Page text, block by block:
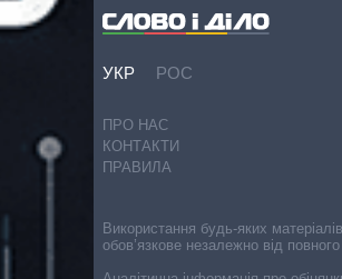
УКР РОС
ПРО НАС
КОНТАКТИ
ПРАВИЛА
Використання будь-яких
обов’язкове незалежно від